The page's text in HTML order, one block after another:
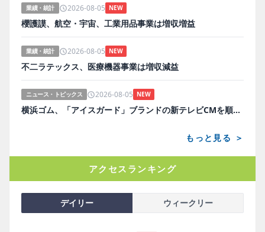
業績・統計 2026-08-05 NEW
櫻護謨、航空・宇宙、工業用品事業は増収増益
業績・統計 2026-08-05 NEW
不二ラテックス、医療機器事業は増収減益
ニュース・トピックス 2026-08-05 NEW
横浜ゴム、「アイスガード」ブランドの新テレビCMを順次放映
もっと見る ＞
アクセスランキング
デイリー ウィークリー